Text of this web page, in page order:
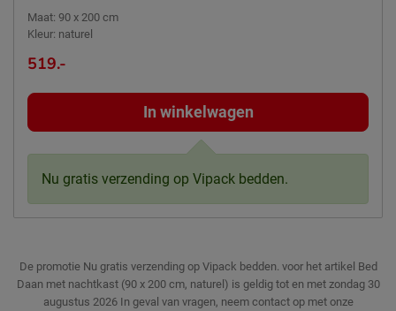
Maat: 90 x 200 cm
Kleur: naturel
519.-
In winkelwagen
Nu gratis verzending op Vipack bedden.
De promotie Nu gratis verzending op Vipack bedden. voor het artikel Bed
Daan met nachtkast (90 x 200 cm, naturel) is geldig tot en met zondag 30
augustus 2026 In geval van vragen, neem contact op met onze